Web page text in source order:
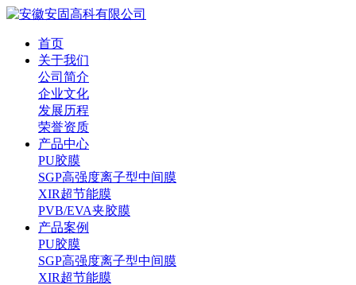
首页
关于我们
公司简介
企业文化
发展历程
荣誉资质
产品中心
PU胶膜
SGP高强度离子型中间膜
XIR超节能膜
PVB/EVA夹胶膜
产品案例
PU胶膜
SGP高强度离子型中间膜
XIR超节能膜